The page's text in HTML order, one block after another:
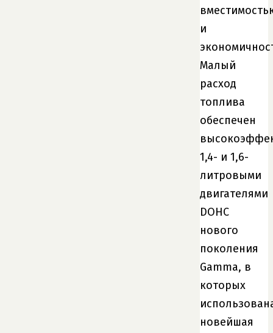
и
Малый
расход
топлива
обеспечен
1,4- и 1,6-
литровыми
двигателями
DOHC
нового
поколения
Gamma, в
которых
новейшая